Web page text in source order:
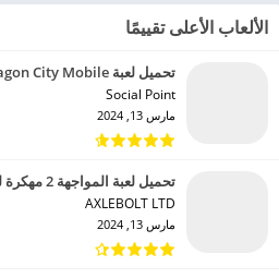
الألعاب الأعلى تقييمًا
تحميل لعبة Dragon City Mobile مهكرة للاندرويد 2024
Social Point‏
مارس 13, 2024
تحميل لعبة المواجهة 2 مهكرة للاندرويد 2024
AXLEBOLT LTD‏
مارس 13, 2024